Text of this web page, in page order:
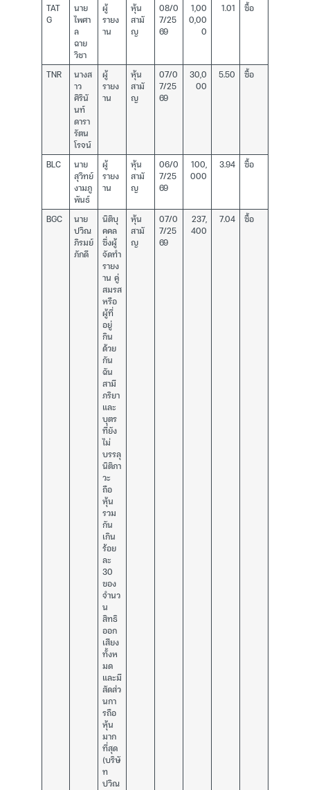
TAT
G
นาย
ไพศา
ล
ฉาย
วิชา
ผู้
รายง
าน
หุ้น
สามั
ญ
08/0
7/25
69
1,00
0,00
0
1.01 ซื้อ
TNR
นางส
าว
ศิรินั
นท์
ดารา
รัตน
โรจน์
ผู้
รายง
าน
หุ้น
สามั
ญ
07/0
7/25
69
30,0
00
5.50 ซื้อ
BLC
นาย
สุวิทย์
งามภู
พันธ์
ผู้
รายง
าน
หุ้น
สามั
ญ
06/0
7/25
69
100,
000
3.94 ซื้อ
BGC
นาย
ปวิณ
ภิรมย์
ภักดี
นิติบุ
คคล
ซึ่งผู้
จัดทำ
รายง
าน คู่
สมรส
หรือ
ผู้ที่
อยู่
กิน
ด้วย
กัน
ฉัน
สามี
ภริยา
และ
บุตร
ที่ยัง
ไม่
บรรลุ
นิติภา
วะ
ถือ
หุ้น
รวม
กัน
เกิน
ร้อย
ละ
30
ของ
จำนว
น
สิทธิ
ออก
เสียง
ทั้งห
มด
และมี
สัดส่ว
นกา
รถือ
หุ้น
มาก
ที่สุด
(บริษั
ท
ปวิณ
หุ้น
สามั
ญ
07/0
7/25
69
237,
400
7.04 ซื้อ